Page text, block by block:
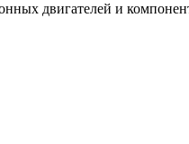
двигателей и